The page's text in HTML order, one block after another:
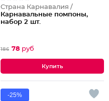
Страна Карнавалия /
Карнавальные помпоны,
набор 2 шт.
186 78 руб
-25%